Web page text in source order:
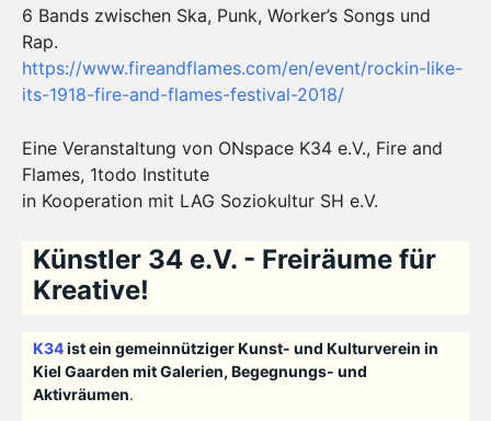
6 Bands zwischen Ska, Punk, Worker’s Songs und
Rap.
https://www.fireandflames.com/en/event/rockin-like-
its-1918-fire-and-flames-festival-2018/
Eine Veranstaltung von ONspace K34 e.V., Fire and
Flames, 1todo Institute
in Kooperation mit LAG Soziokultur SH e.V.
Künstler 34 e.V. - Freiräume für
Kreative!
K34ist ein gemeinnütziger Kunst- und Kulturverein in
Kiel Gaarden mit Galerien, Begegnungs- und
Aktivräumen.